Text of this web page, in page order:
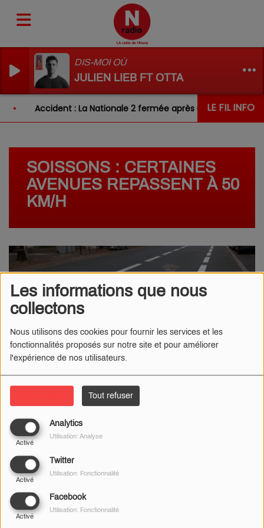
Les informations que nous
collectons
Nous utilisons des cookies pour fournir les services et les
fonctionnalités proposés sur notre site et pour améliorer
l'expérience de nos utilisateurs.
Tout refuser
Analytics
Activé
Utilisation: Analyse
Twitter
Activé
Utilisation: Fonctionnalité
Facebook
Activé
Utilisation: Fonctionnalité
DIS-MOI OÙ
JULIEN LIEB FT OTTA
LE FIL INFO
Accident : La Nationale 2 fermée après un choc entre
SOISSONS : CERTAINES
AVENUES REPASSENT À 50
KM/H
14 AOÛT 2023
C'est le maire Alain Crémont qui l'a annoncé ce week-end.
1 mois après la mise en place de la zone 30 dans toute la ville, les
premiers ajustements viennent d'avoir lieu.
Les tronçons concernés sont les avenues de Château-Thierry, de